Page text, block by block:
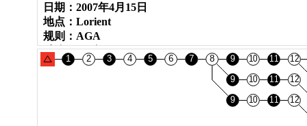
日期： 2007年4月15日
地点： Lorient
规则： AGA
贴路：7.5路(目)
结果： 白方胜26.5路(目)
Benjamin is ranked 5k but he is actually 2-3d. He is
of these rising youth as our Guillaume from Tours...
D16 4.○Q3